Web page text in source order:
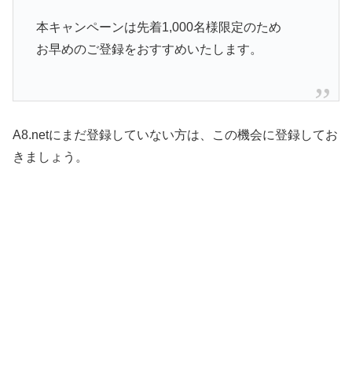
本キャンペーンは先着1,000名様限定のため
お早めのご登録をおすすめいたします。
A8.netにまだ登録していない方は、この機会に登録してお
きましょう。